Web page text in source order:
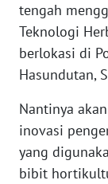
tengah
Teknologi
berlokasi di
Hasundutan,
Nantinya
inovasi
yang
bibit
WAHANA
SELEB
PERSONA
WAHANA
OTOMOTIF